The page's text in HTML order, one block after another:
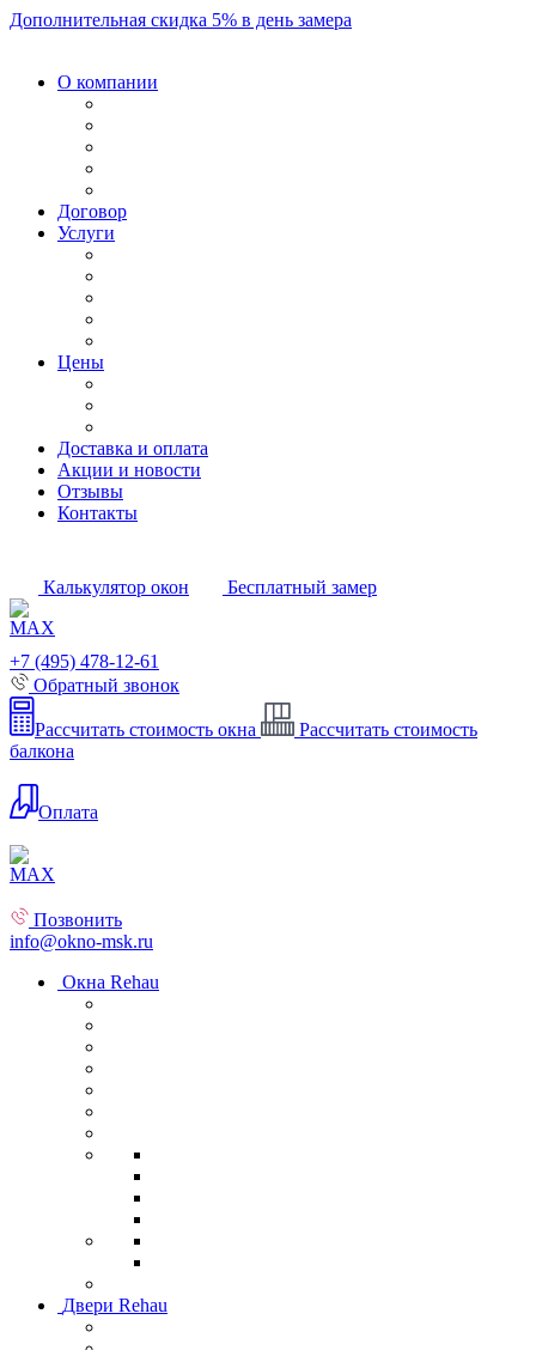
Дополнительная скидка 5% в день замера
О компании
Договор
Услуги
Цены
Доставка и оплата
Акции и новости
Отзывы
Контакты
Калькулятор окон Бесплатный замер
+7 (495) 478-12-61
Обратный звонок
Рассчитать стоимость окна
Рассчитать стоимость
балкона
Оплата
Позвонить
info@okno-msk.ru
Окна Rehau
Двери Rehau